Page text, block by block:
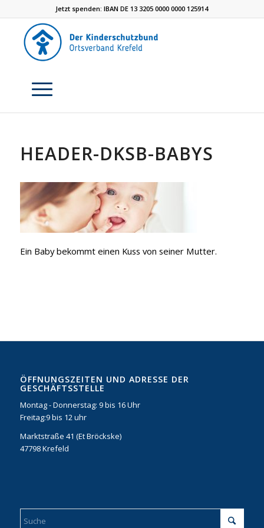
Jetzt spenden: IBAN DE 13 3205 0000 0000 125914
HEADER-DKSB-BABYS
Ein Baby bekommt einen Kuss von seiner Mutter.
ÖFFNUNGSZEITEN UND ADRESSE DER
GESCHÄFTSSTELLE
Montag - Donnerstag: 9 bis 16 Uhr
Freitag:9 bis 12 uhr
Marktstraße 41 (Et Bröckske)
47798 Krefeld